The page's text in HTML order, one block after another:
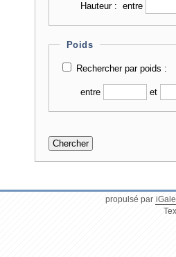
Hauteur : entre
Poids
Rechercher par poids :
entre et
propulsé par